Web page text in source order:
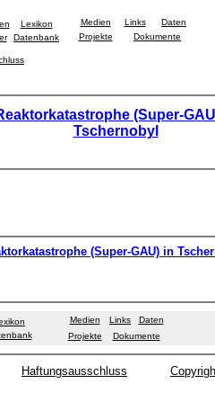
Lexikon
Datenbank
Medien Links
Daten
Projekte
Dokumente
(Super-
Tschernobyl
(Super-GAU) in
Medien Links
Daten
Projekte
Dokumente
Haftungsausschluss